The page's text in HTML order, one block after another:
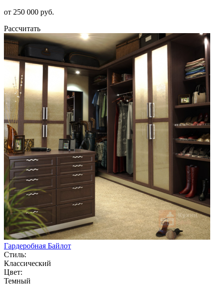
от 250 000 руб.
Рассчитать
Гардеробная Байлот
Стиль:
Классический
Цвет:
Темный